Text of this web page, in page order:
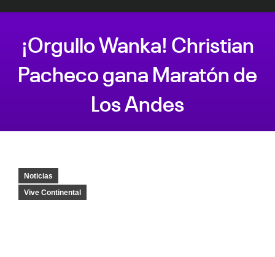
¡Orgullo Wanka! Christian
Pacheco gana Maratón de
Los Andes
Noticias
Vive Continental